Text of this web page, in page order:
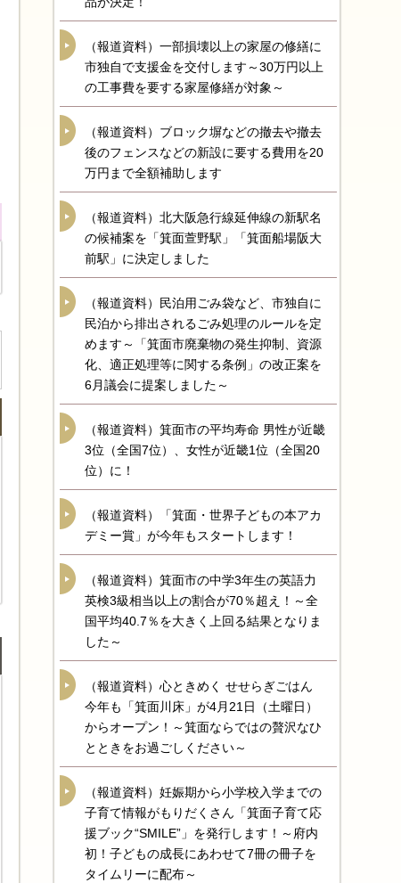
（報道資料）一部損壊以上の家屋の修繕に
市独自で支援金を交付します～30万円以上
の工事費を要する家屋修繕が対象～
（報道資料）ブロック塀などの撤去や撤去
後のフェンスなどの新設に要する費用を20
万円まで全額補助します
（報道資料）北大阪急行線延伸線の新駅名
の候補案を「箕面萱野駅」「箕面船場阪大
前駅」に決定しました
（報道資料）民泊用ごみ袋など、市独自に
民泊から排出されるごみ処理のルールを定
めます～「箕面市廃棄物の発生抑制、資源
化、適正処理等に関する条例」の改正案を
6月議会に提案しました～
（報道資料）箕面市の平均寿命 男性が近畿
3位（全国7位）、女性が近畿1位（全国20
位）に！
（報道資料）「箕面・世界子どもの本アカ
デミー賞」が今年もスタートします！
（報道資料）箕面市の中学3年生の英語力
英検3級相当以上の割合が70％超え！～全
国平均40.7％を大きく上回る結果となりま
した～
（報道資料）心ときめく せせらぎごはん
今年も「箕面川床」が4月21日（土曜日）
からオープン！～箕面ならではの贅沢なひ
とときをお過ごしください～
（報道資料）妊娠期から小学校入学までの
子育て情報がもりだくさん「箕面子育て応
援ブック“SMILE”」を発行します！～府内
初！子どもの成長にあわせて7冊の冊子を
タイムリーに配布～